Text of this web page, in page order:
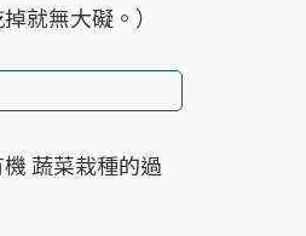
就無大礙。）
蔬菜栽種的過